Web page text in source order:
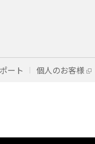
ート 個人のお客様